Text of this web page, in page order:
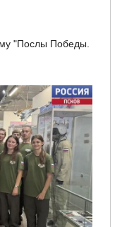
"Послы Победы.